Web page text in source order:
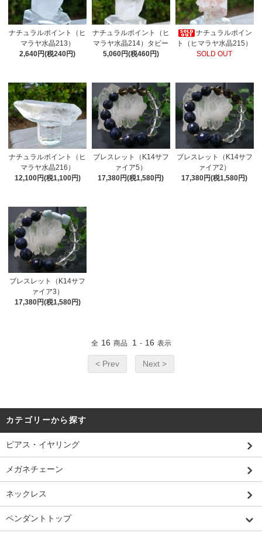
ナチュラルポイント（ヒ
マラヤ水晶213）
2,640円(税240円)
ナチュラルポイント（ヒ
マラヤ水晶214）タビー
5,060円(税460円)
ナチュラルポイン
ト（ヒマラヤ水晶215）
SOLD OUT
ナチュラルポイント（ヒ
マラヤ水晶216）
12,100円(税1,100円)
ブレスレット（K14サフ
ァイア5）
17,380円(税1,580円)
ブレスレット（K14サフ
ァイア2）
17,380円(税1,580円)
ブレスレット（K14サフ
ァイア3）
17,380円(税1,580円)
全 16 商品 1 - 16 表示
< Prev Next >
カテゴリーから探す
ピアス・イヤリング
メガネチェーン
ネックレス
ペンダントトップ